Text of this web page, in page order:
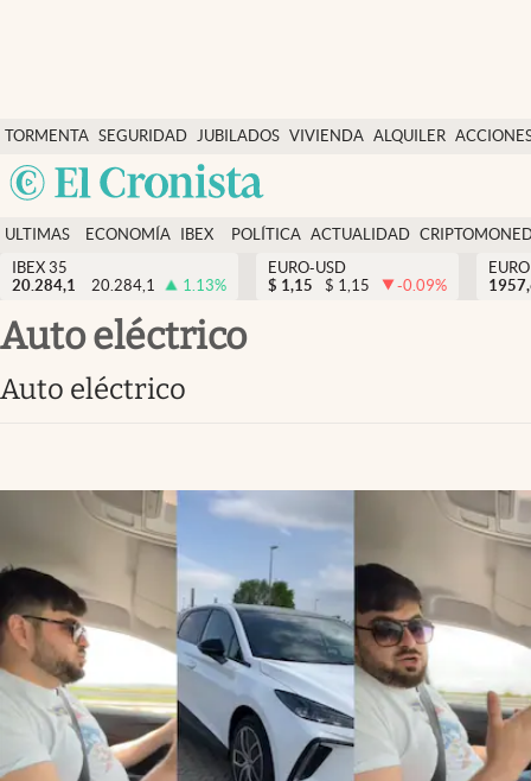
TORMENTA SEGURIDAD
SOCIAL
JUBILADOS VIVIENDA ALQUILER
Economía y finanzas
Política
Actualidad
Criptomonedas
España
ULTIMAS
NOTICIAS
ECONOMÍA
FINANZAS
IBEX
EURO
POLÍTICA ACTUALIDAD
IBEX 35
20.284,1
20.284,1 1.13%
EURO-USD
$ 1,15 $ 1,15 -0.09%
Auto eléctrico
Auto eléctrico